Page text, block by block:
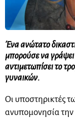
Ένα ανώτατο
μπορούσε να
αντιμετωπίσει το
γυναικών.
Οι υποστηρικτές
ανυπομονησία την